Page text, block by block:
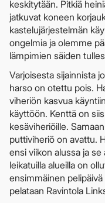
keskitytään. Pitkiä
jatkuvat koneen
kastelujärjestelmän
ongelmia ja olemme
lämpimien säiden
Varjoisesta sijainnista
harso on otettu pois.
viheriön kasvua
käyttöön. Kenttä on
kesäviheriöille.
puttiviheriö on avattu.
ensi viikon alussa ja
leikatuilla alueilla on
ensimmäinen
pelataan Ravintola